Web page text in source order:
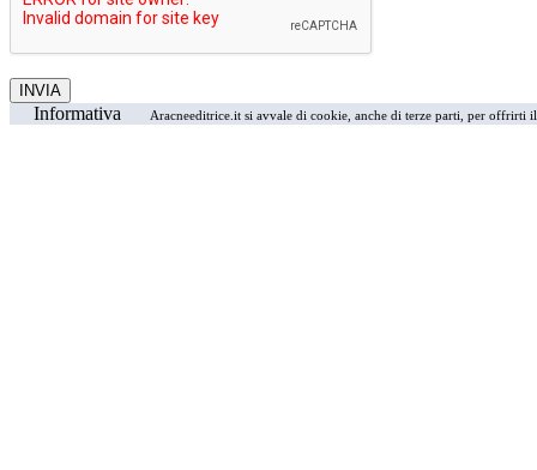
Informativa Aracneeditrice.it si avvale di cookie, anche di terze parti, per